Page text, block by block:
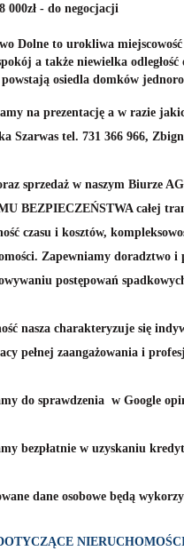
000zł - do negocjacji
Dolne to urokliwa
a także niewielka
powstają osiedla domków
na prezentację a w razie
Szarwas tel. 731 366 966,
sprzedaż w naszym Biurze
BEZPIECZEŃSTWA całej
czasu i kosztów,
Zapewniamy doradztwo i
postępowań
nasza charakteryzuje się
pełnej zaangażowania i
do sprawdzenia w Google
bezpłatnie w uzyskaniu
dane osobowe będą